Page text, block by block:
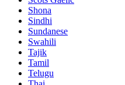
Shona
Sindhi
Sundanese
Swahili
Tajik
Tamil
Telugu